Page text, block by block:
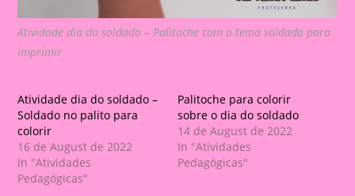
Atividade dia do soldado – Palitoche com o tema soldado para
imprimir
Atividade dia do soldado –
Soldado no palito para
colorir
16 de August de 2022
In "Atividades
Pedagógicas"
Palitoche para colorir
sobre o dia do soldado
14 de August de 2022
In "Atividades
Pedagógicas"